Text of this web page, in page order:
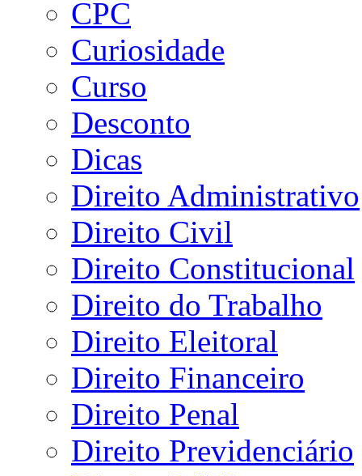
CPC
Curiosidade
Curso
Desconto
Dicas
Direito Administrativo
Direito Civil
Direito Constitucional
Direito do Trabalho
Direito Eleitoral
Direito Financeiro
Direito Penal
Direito Previdenciário